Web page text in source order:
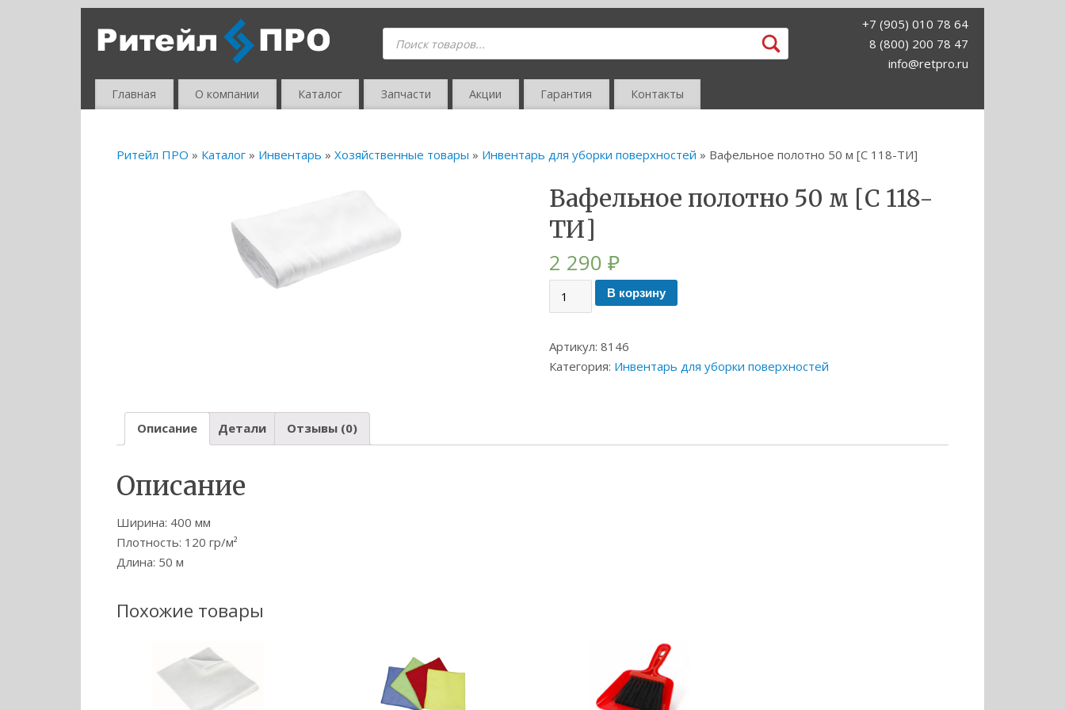
+7 (905) 010 78 64
8 (800) 200 78 47
info@retpro.ru
Главная О компании Каталог Запчасти Акции Гарантия Контакты
Ритейл ПРО » Каталог » Инвентарь » Хозяйственные товары » Инвентарь для уборки поверхностей » Вафельное полотно 50 м [С 118-ТИ]
Вафельное полотно 50 м [С 118-
ТИ]
2 290 ₽
В корзину
Артикул: 8146
Категория: Инвентарь для уборки поверхностей
Описание Детали Отзывы (0)
Описание
Ширина: 400 мм
Плотность: 120 гр/м²
Длина: 50 м
Похожие товары